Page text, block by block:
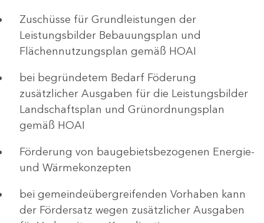
Zuschüsse für Grundleistungen der
Leistungsbilder Bebauungsplan und
Flächennutzungsplan gemäß HOAI
bei begründetem Bedarf Föderung
zusätzlicher Ausgaben für die Leistungsbilder
Landschaftsplan und Grünordnungsplan
gemäß HOAI
Förderung von baugebietsbezogenen Energie-
und Wärmekonzepten
bei gemeindeübergreifenden Vorhaben kann
der Fördersatz wegen zusätzlicher Ausgaben